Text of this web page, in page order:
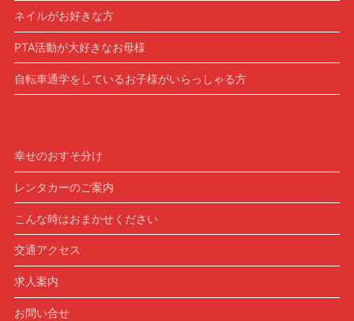
ネイルがお好きな方
PTA活動が大好きなお母様
自転車通学をしているお子様がいらっしゃる方
幸せのおすそ分け
レンタカーのご案内
こんな時はおまかせください
交通アクセス
求人案内
お問い合せ